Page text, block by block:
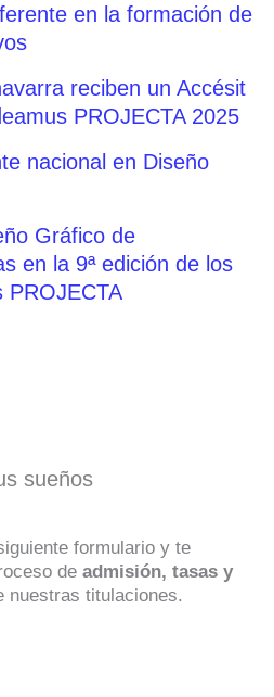
en la formación de
reciben un Accésit
PROJECTA 2025
nacional en Diseño
Gráfico de
en la 9ª edición de los
PROJECTA
sueños
formulario y te
de admisión, tasas y
nuestras titulaciones.